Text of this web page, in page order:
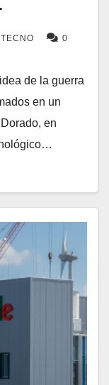
0
de la guerra
en un
en